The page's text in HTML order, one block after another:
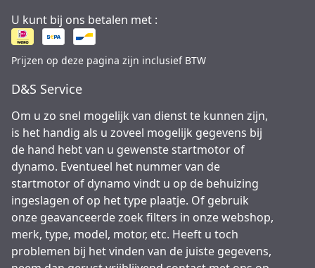
U kunt bij ons betalen met :
Prijzen op deze pagina zijn inclusief BTW
D&S Service
Om u zo snel mogelijk van dienst te kunnen zijn,
is het handig als u zoveel mogelijk gegevens bij
de hand hebt van u gewenste startmotor of
dynamo. Eventueel het nummer van de
startmotor of dynamo vindt u op de behuizing
ingeslagen of op het type plaatje. Of gebruik
onze geavanceerde zoek filters in onze webshop,
merk, type, model, motor, etc. Heeft u toch
problemen bij het vinden van de juiste gegevens,